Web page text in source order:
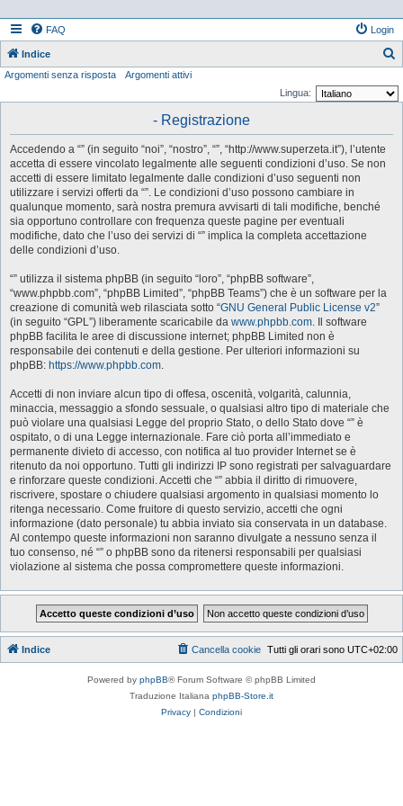
FAQ Login
Indice
Argomenti senza risposta
Argomenti attivi
Lingua:
- Registrazione
Accedendo a “” (in seguito “noi”, “nostro”, “”, “http://www.superzeta.it”), l’utente
accetta di essere vincolato legalmente alle seguenti condizioni d’uso. Se non
accetti di essere limitato legalmente dalle condizioni d’uso seguenti non
utilizzare i servizi offerti da “”. Le condizioni d’uso possono cambiare in
qualunque momento, sarà nostra premura avvisarti di tali modifiche, benché
sia opportuno controllare con frequenza queste pagine per eventuali
modifiche, dato che l’uso dei servizi di “” implica la completa accettazione
delle condizioni d’uso.
“” utilizza il sistema phpBB (in seguito “loro”, “phpBB software”,
“www.phpbb.com”, “phpBB Limited”, “phpBB Teams”) che è un software per la
creazione di comunità web rilasciata sotto “GNU General Public License v2”
(in seguito “GPL”) liberamente scaricabile da www.phpbb.com. Il software
phpBB facilita le aree di discussione internet; phpBB Limited non è
responsabile dei contenuti e della gestione. Per ulteriori informazioni su
phpBB: https://www.phpbb.com.
Accetti di non inviare alcun tipo di offesa, oscenità, volgarità, calunnia,
minaccia, messaggio a sfondo sessuale, o qualsiasi altro tipo di materiale che
può violare una qualsiasi Legge del proprio Stato, o dello Stato dove “” è
ospitato, o di una Legge internazionale. Fare ciò porta all’immediato e
permanente divieto di accesso, con notifica al tuo provider Internet se è
ritenuto da noi opportuno. Tutti gli indirizzi IP sono registrati per salvaguardare
e rinforzare queste condizioni. Accetti che “” abbia il diritto di rimuovere,
riscrivere, spostare o chiudere qualsiasi argomento in qualsiasi momento lo
ritenga necessario. Come fruitore di questo servizio, accetti che ogni
informazione (dato personale) tu abbia inviato sia conservata in un database.
Al contempo queste informazioni non saranno divulgate a nessuno senza il
tuo consenso, né “” o phpBB sono da ritenersi responsabili per qualsiasi
violazione al sistema che possa compromettere queste informazioni.
Indice Tutti gli orari sono UTC+02:00
Cancella cookie
Powered by phpBB® Forum Software © phpBB Limited
Traduzione Italiana phpBB-Store.it
Privacy | Condizioni